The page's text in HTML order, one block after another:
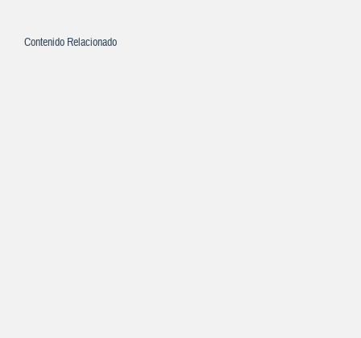
Contenido Relacionado